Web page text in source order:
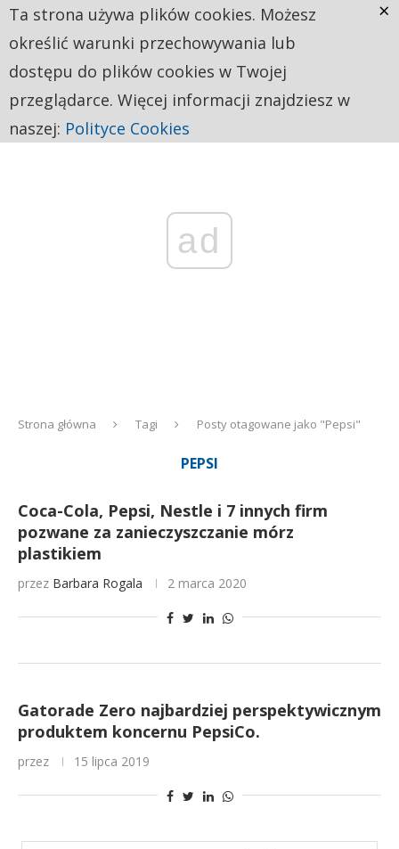
ad
Strona główna Tagi Posty otagowane jako "Pepsi"
PEPSI
Coca-Cola, Pepsi, Nestle i 7 innych firm
pozwane za zanieczyszczanie mórz
plastikiem
przez Barbara Rogala 2 marca 2020
Gatorade Zero najbardziej perspektywicznym
produktem koncernu PepsiCo.
przez 15 lipca 2019
Ta strona używa plików cookies. Możesz
określić warunki przechowywania lub
dostępu do plików cookies w Twojej
przeglądarce. Więcej informacji znajdziesz w
naszej: Polityce Cookies
×